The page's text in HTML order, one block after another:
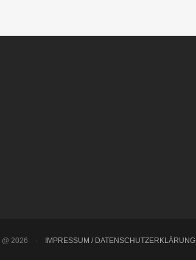
@ 2026 · IMPRESSUM / DATENSCHUTZERKLÄRUNG